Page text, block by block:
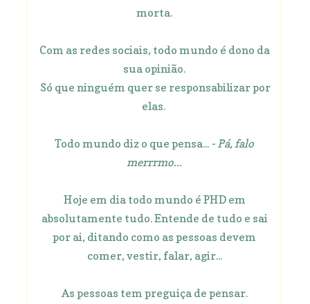
morta.
Com as redes sociais, todo mundo é dono da
sua opinião.
Só que ninguém quer se responsabilizar por
elas.
Todo mundo diz o que pensa... - Pá, falo
merrrmo...
Hoje em dia todo mundo é PHD em
absolutamente tudo. Entende de tudo e sai
por ai, ditando como as pessoas devem
comer, vestir, falar, agir...
As pessoas tem preguiça de pensar.